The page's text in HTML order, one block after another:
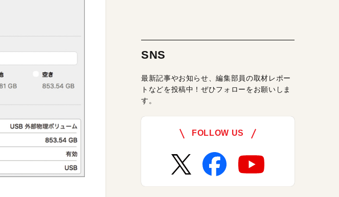
SNS
最新記事やお知らせ、編集部員の取材レポー
トなどを投稿中！ぜひフォローをお願いしま
す。
FOLLOW US